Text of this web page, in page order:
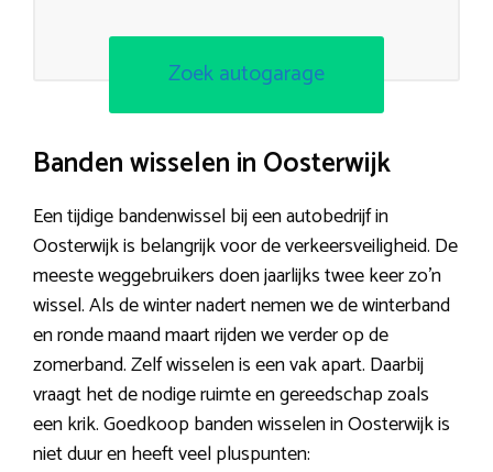
Zoek autogarage
Banden wisselen in Oosterwijk
Een tijdige bandenwissel bij een autobedrijf in
Oosterwijk is belangrijk voor de verkeersveiligheid. De
meeste weggebruikers doen jaarlijks twee keer zo’n
wissel. Als de winter nadert nemen we de winterband
en ronde maand maart rijden we verder op de
zomerband. Zelf wisselen is een vak apart. Daarbij
vraagt het de nodige ruimte en gereedschap zoals
een krik. Goedkoop banden wisselen in Oosterwijk is
niet duur en heeft veel pluspunten: